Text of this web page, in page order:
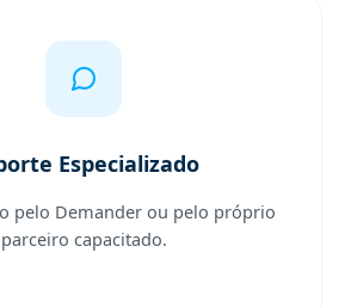
Especializado
pelo Demander ou pelo próprio
parceiro capacitado.